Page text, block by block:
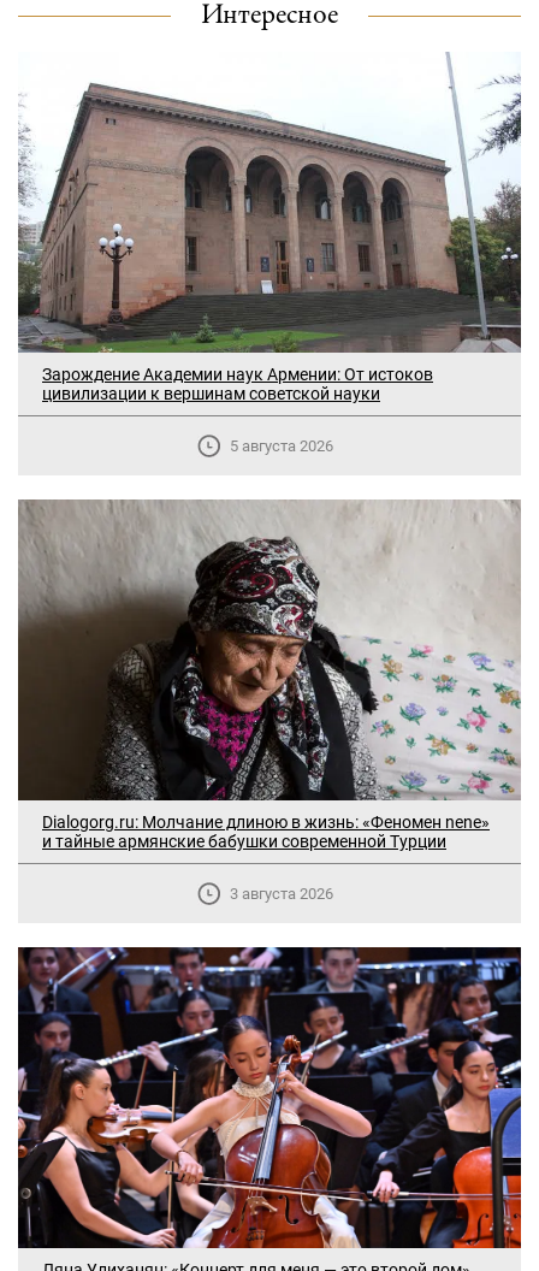
Интересное
Зарождение Академии наук Армении: От истоков
цивилизации к вершинам советской науки
5 августа 2026
Dialogorg.ru: Молчание длиною в жизнь: «Феномен nene»
и тайные армянские бабушки современной Турции
3 августа 2026
В Москве прошло заседание
дискуссионного форума «Лорис
Меликов» на тему: «ООН и
предотвращение геноцидов»